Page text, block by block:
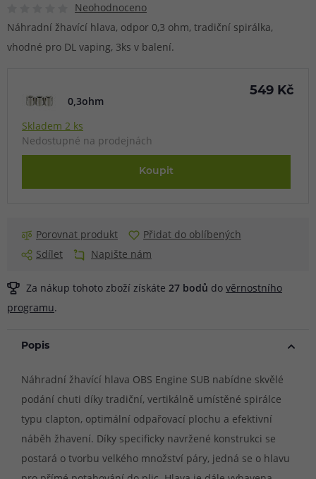
Neohodnoceno
Náhradní žhavící hlava, odpor 0,3 ohm, tradiční spirálka,
vhodné pro DL vaping, 3ks v balení.
0,3ohm
Skladem 2 ks
Nedostupné na prodejnách
549 Kč
Koupit
Porovnat produkt
Přidat do oblíbených
Sdílet
Napište nám
Za nákup tohoto zboží získáte 27 bodů do věrnostního
programu.
Popis
Náhradní žhavící hlava OBS Engine SUB nabídne skvělé
podání chuti díky tradiční, vertikálně umístěné spirálce
typu clapton, optimální odpařovací plochu a efektivní
náběh žhavení. Díky specificky navržené konstrukci se
postará o tvorbu velkého množství páry, jedná se o hlavu